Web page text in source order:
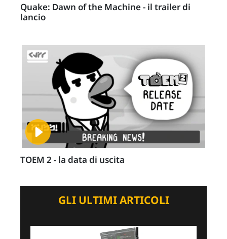
Quake: Dawn of the Machine - il trailer di
lancio
TOEM 2 - la data di uscita
GLI ULTIMI ARTICOLI